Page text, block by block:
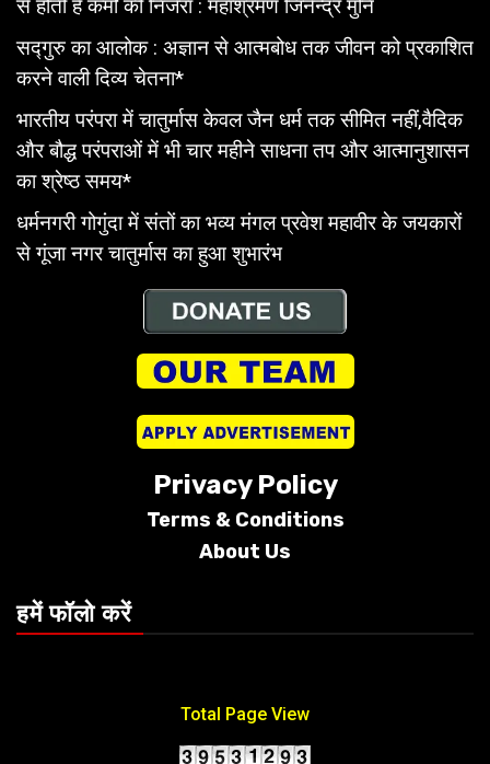
से होती है कर्मों की निर्जरा : महाश्रमण जिनेन्द्र मुनि
सद्गुरु का आलोक : अज्ञान से आत्मबोध तक जीवन को प्रकाशित
करने वाली दिव्य चेतना*
भारतीय परंपरा में चातुर्मास केवल जैन धर्म तक सीमित नहीं,वैदिक
और बौद्ध परंपराओं में भी चार महीने साधना तप और आत्मानुशासन
का श्रेष्ठ समय*
धर्मनगरी गोगुंदा में संतों का भव्य मंगल प्रवेश महावीर के जयकारों
से गूंजा नगर चातुर्मास का हुआ शुभारंभ
Privacy Policy
Terms & Conditions
About Us
हमें फॉलो करें
Total Page View